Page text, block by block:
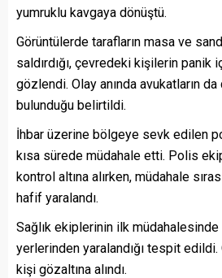
yumruklu kavgaya dönüştü.
Görüntülerde tarafların masa ve
saldırdığı, çevredeki kişilerin panik
gözlendi. Olay anında avukatların
bulunduğu belirtildi.
İhbar üzerine bölgeye sevk edilen
kısa sürede müdahale etti. Polis
kontrol altına alırken, müdahale
hafif yaralandı.
Sağlık ekiplerinin ilk
yerlerinden yaralandığı tespit
kişi gözaltına alındı.